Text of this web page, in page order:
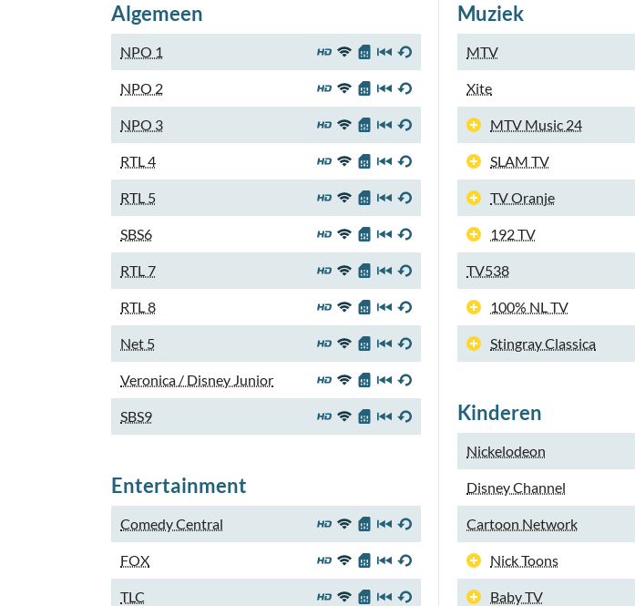
Algemeen
NPO 1
NPO 2
NPO 3
RTL 4
RTL 5
SBS6
RTL 7
RTL 8
Net 5
Veronica / Disney Junior
SBS9
Entertainment
Comedy Central
FOX
TLC
Muziek
MTV
Xite
MTV Music 24
SLAM TV
TV Oranje
192 TV
TV538
100% NL TV
Stingray Classica
Kinderen
Nickelodeon
Disney Channel
Cartoon Network
Nick Toons
Baby TV